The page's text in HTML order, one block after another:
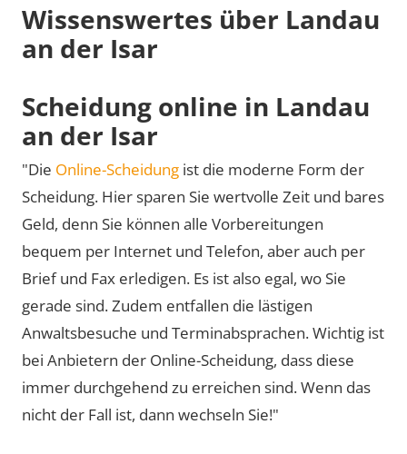
Wissenswertes über Landau
an der Isar
Scheidung online in Landau
an der Isar
"Die Online-Scheidung ist die moderne Form der
Scheidung. Hier sparen Sie wertvolle Zeit und bares
Geld, denn Sie können alle Vorbereitungen
bequem per Internet und Telefon, aber auch per
Brief und Fax erledigen. Es ist also egal, wo Sie
gerade sind. Zudem entfallen die lästigen
Anwaltsbesuche und Terminabsprachen. Wichtig ist
bei Anbietern der Online-Scheidung, dass diese
immer durchgehend zu erreichen sind. Wenn das
nicht der Fall ist, dann wechseln Sie!"